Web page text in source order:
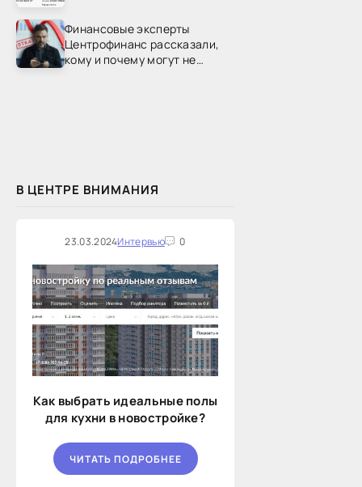
Финансовые эксперты
Центрофинанс рассказали,
кому и почему могут не
В ЦЕНТРЕ ВНИМАНИЯ
23.03.2024Интервью 0
Как выбрать идеальные полы
для кухни в новостройке?
ЧИТАТЬ ПОДРОБНЕЕ